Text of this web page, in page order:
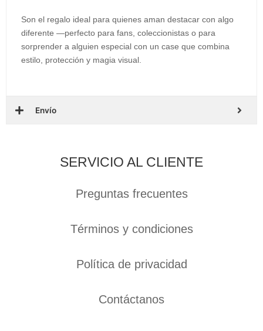
Son el regalo ideal para quienes aman destacar con algo
diferente —perfecto para fans, coleccionistas o para
sorprender a alguien especial con un case que combina
estilo, protección y magia visual.
Envío
SERVICIO AL CLIENTE
Preguntas frecuentes
Términos y condiciones
Política de privacidad
Contáctanos